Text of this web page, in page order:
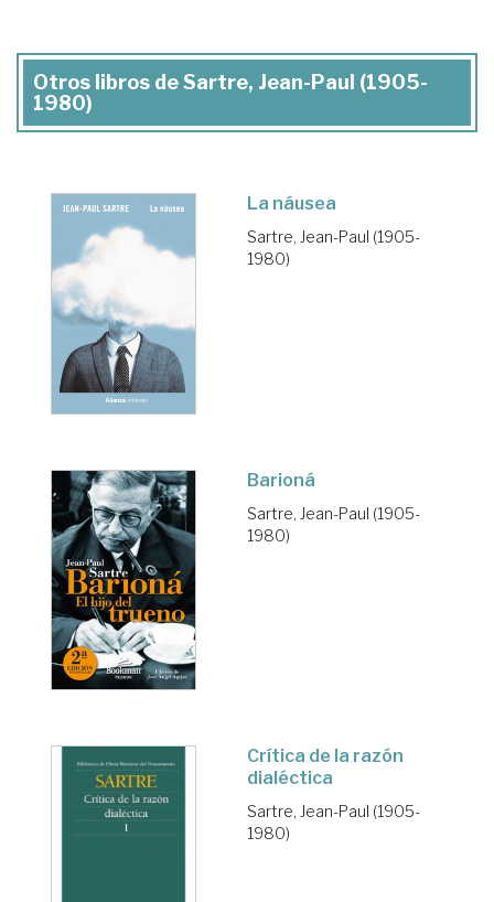
Otros libros de Sartre, Jean-Paul (1905-
1980)
La náusea
Sartre, Jean-Paul (1905-
1980)
Barioná
Sartre, Jean-Paul (1905-
1980)
Crítica de la razón
dialéctica
Sartre, Jean-Paul (1905-
1980)